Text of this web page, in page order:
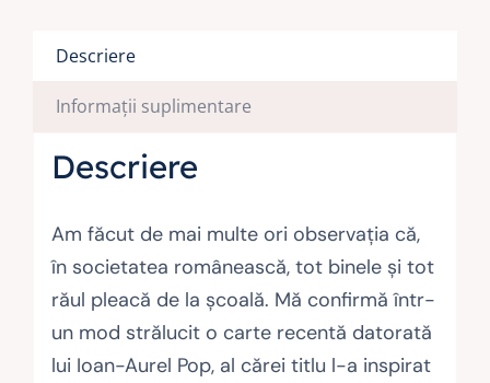
Descriere
Informații suplimentare
Descriere
Am făcut de mai multe ori observaţia că,
în societatea românească, tot binele şi tot
răul pleacă de la şcoală. Mă confirmă într-
un mod strălucit o carte recentă datorată
lui Ioan-Aurel Pop, al cărei titlu l-a inspirat